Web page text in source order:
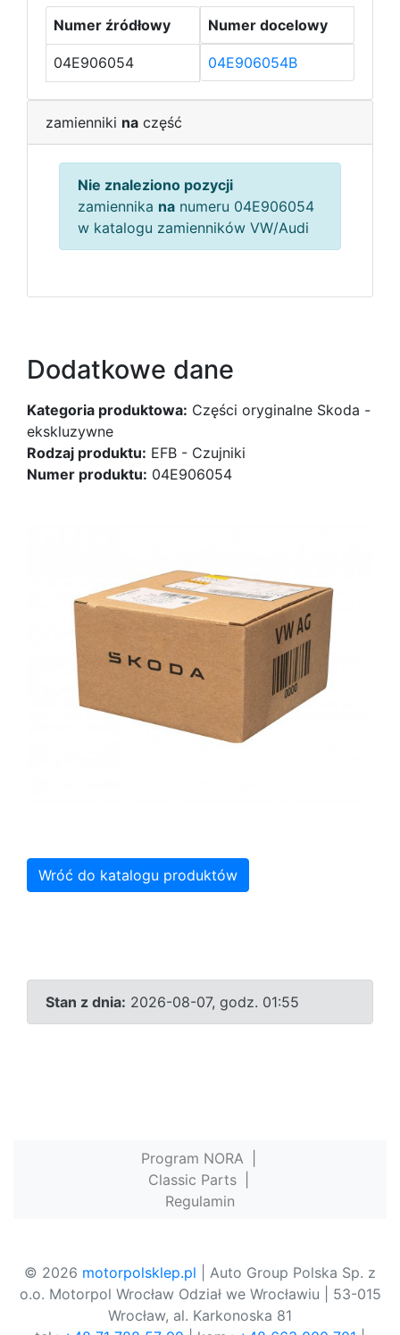
Numer źródłowy Numer docelowy
04E906054 04E906054B
zamienniki na część
Nie znaleziono pozycji
zamiennika na numeru 04E906054
w katalogu zamienników VW/Audi
Dodatkowe dane
Kategoria produktowa: Części oryginalne Skoda -
ekskluzywne
Rodzaj produktu: EFB - Czujniki
Numer produktu: 04E906054
Wróć do katalogu produktów
Stan z dnia: 2026-08-07, godz. 01:55
Program NORA
Classic Parts
Regulamin
© 2026 motorpolsklep.pl | Auto Group Polska Sp. z
o.o. Motorpol Wrocław Odział we Wrocławiu | 53-015
Wrocław, al. Karkonoska 81